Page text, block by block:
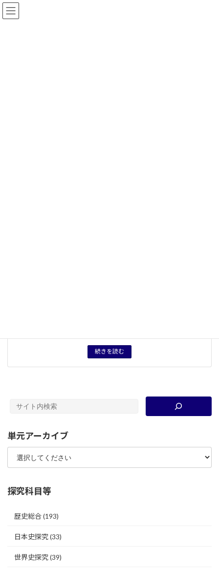
コ
ン
ナ
ビ
教材共有サイト2.0−高大連携歴史教育研究
続きを読む
単元アーカイブ
探究科目等
歴史総合(193)
日本史探究(33)
世界史探究(39)